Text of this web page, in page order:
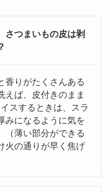
さつまいもの皮は剥
香りがたくさんある
えば、皮付きのまま
スするときは、スラ
みになるように気を
（薄い部分ができる
火の通りが早く焦げ